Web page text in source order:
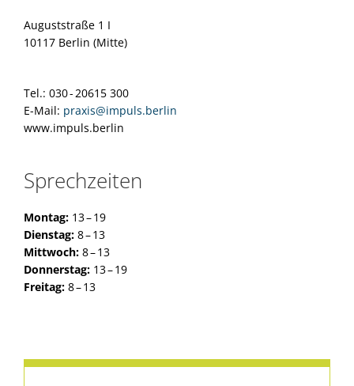
Auguststraße 1 I
10117 Berlin (Mitte)
Tel.: 030 - 20615 300
E-Mail: praxis@impuls.berlin
www.impuls.berlin
Sprechzeiten
Montag:13 – 19
Dienstag: 8 – 13
Mittwoch:8 – 13
Donnerstag: 13 – 19
Freitag: 8 – 13